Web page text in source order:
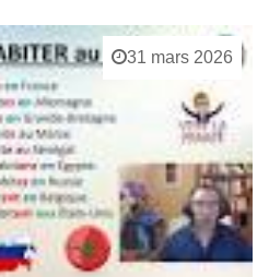
31 mars 2026